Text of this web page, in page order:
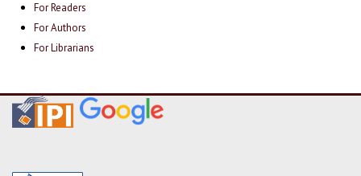
For Readers
For Authors
For Librarians